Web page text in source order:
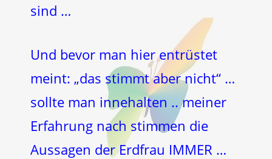
sind …
Und bevor man hier entrüstet
meint: „das stimmt aber nicht“ …
sollte man innehalten .. meiner
Erfahrung nach stimmen die
Aussagen der Erdfrau IMMER …